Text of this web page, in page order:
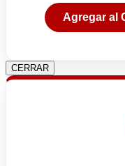
Agregar al
CERRAR